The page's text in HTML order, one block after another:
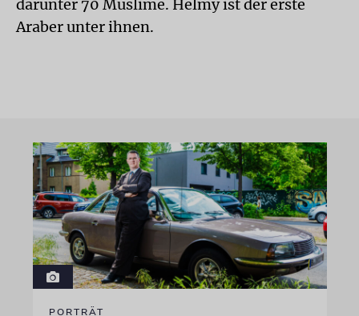
darunter 70 Muslime. Helmy ist der erste
Araber unter ihnen.
PORTRÄT